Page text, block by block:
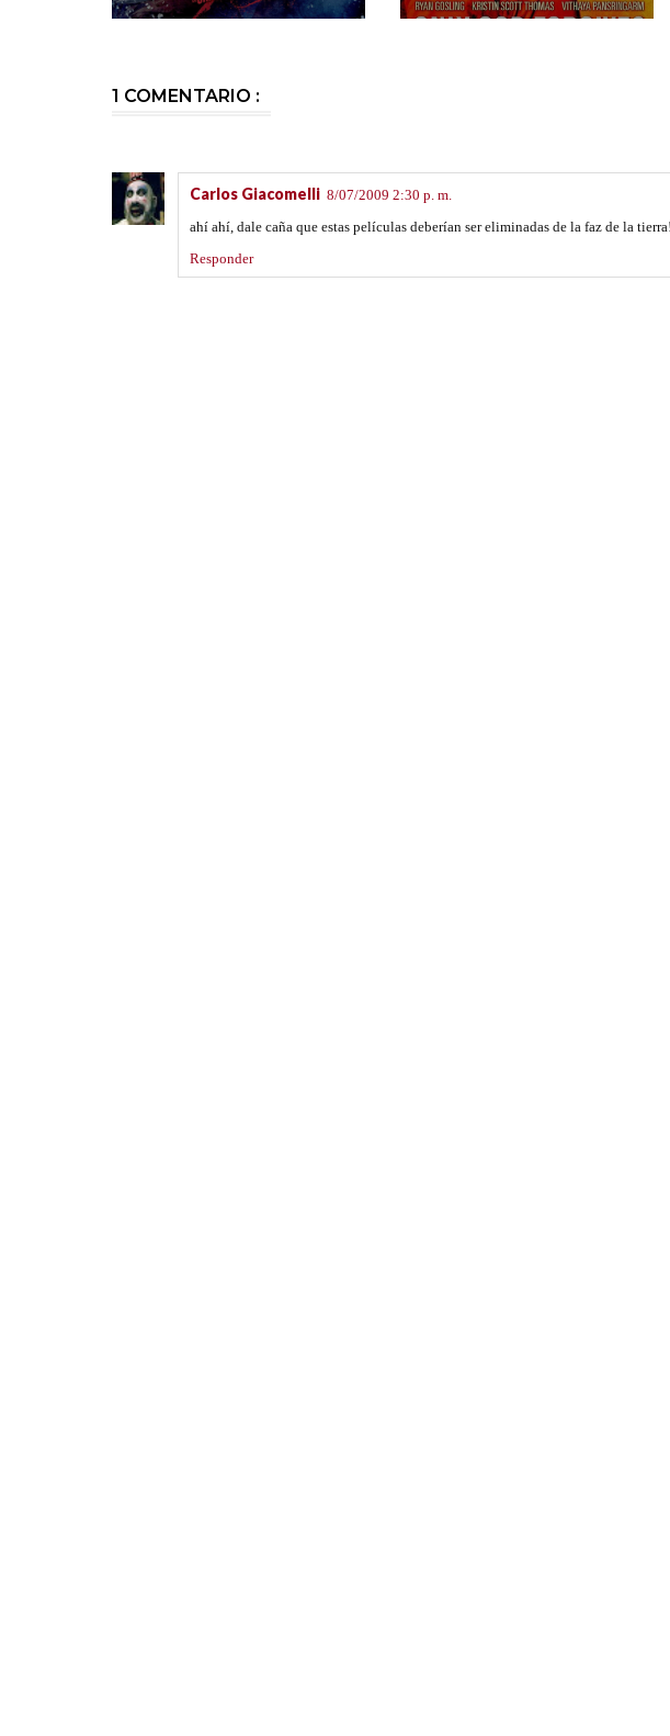
1 COMENTARIO :
Carlos Giacomelli 8/07/2009 2:30 p. m.
ahí ahí, dale caña que estas películas deberían ser eliminadas de la faz de la tierra!
Responder